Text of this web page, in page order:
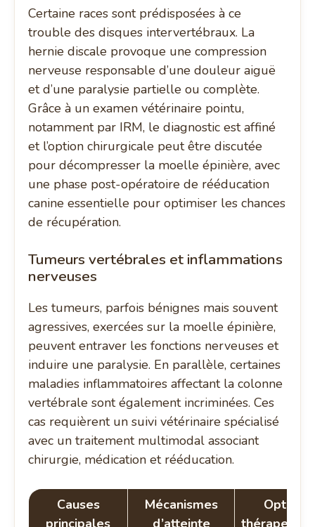
Certaine races sont prédisposées à ce
trouble des disques intervertébraux. La
hernie discale provoque une compression
nerveuse responsable d’une douleur aiguë
et d’une paralysie partielle ou complète.
Grâce à un examen vétérinaire pointu,
notamment par IRM, le diagnostic est affiné
et l’option chirurgicale peut être discutée
pour décompresser la moelle épinière, avec
une phase post-opératoire de rééducation
canine essentielle pour optimiser les chances
de récupération.
Tumeurs vertébrales et inflammations
nerveuses
Les tumeurs, parfois bénignes mais souvent
agressives, exercées sur la moelle épinière,
peuvent entraver les fonctions nerveuses et
induire une paralysie. En parallèle, certaines
maladies inflammatoires affectant la colonne
vertébrale sont également incriminées. Ces
cas requièrent un suivi vétérinaire spécialisé
avec un traitement multimodal associant
chirurgie, médication et rééducation.
Causes
Mécanismes
Options